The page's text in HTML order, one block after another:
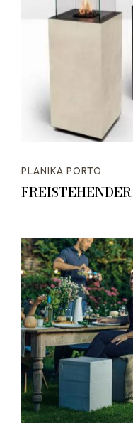
PLANIKA PORTO